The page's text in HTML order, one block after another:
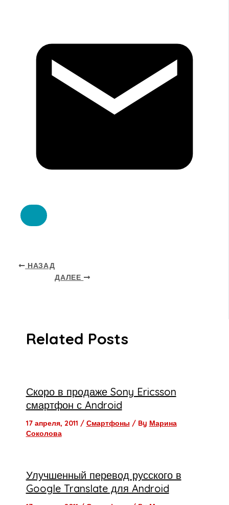
НАЗАД
ДАЛЕЕ
Related Posts
Скоро в продаже Sony Ericsson
смартфон с Android
17 апреля, 2011 / Смартфоны / By Марина
Соколова
Улучшенный перевод русского в
Google Translate для Android